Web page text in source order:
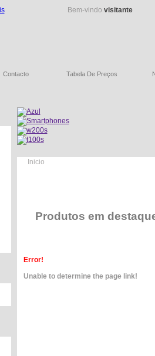
Bem-vindo visitante
Contacto Tabela De Preços
Inicio
Produtos em
Error!
Unable to determine the page link!